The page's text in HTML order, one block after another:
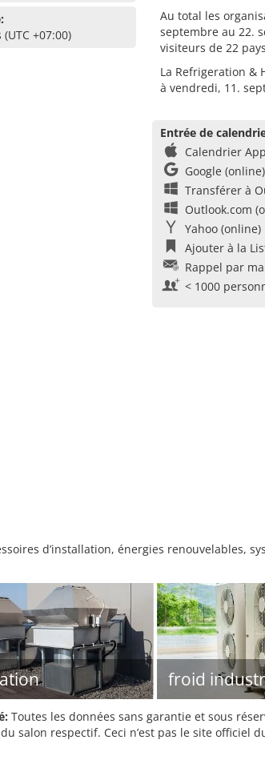
+07:00)
Au total les
septembre au 22.
visiteurs de 22
La Refrigeration &
à vendredi, 11.
Entrée de
Calendrier
Google (online)
Transférer à
Outlook.com
Yahoo (online)
Ajouter à la
Rappel par
< 1000
d’installation, énergies renouvelables,
froid
Toutes les données sans garantie et sous
salon respectif. Ceci n’est pas le site officiel